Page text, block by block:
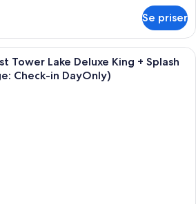
Se priser
Ett hotellrum med en stor säng, ett
Tower Lake Deluxe King + Splash
Check-in DayOnly)